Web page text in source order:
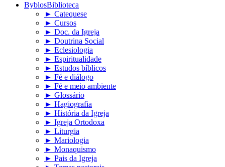
ByblosBiblioteca
► Catequese
► Cursos
► Doc. da Igreja
► Doutrina Social
► Eclesiologia
► Espiritualidade
► Estudos bíblicos
► Fé e diálogo
► Fé e meio ambiente
► Glossário
► Hagiografia
► História da Igreja
► Igreja Ortodoxa
► Liturgia
► Mariologia
► Monaquismo
► Pais da Igreja